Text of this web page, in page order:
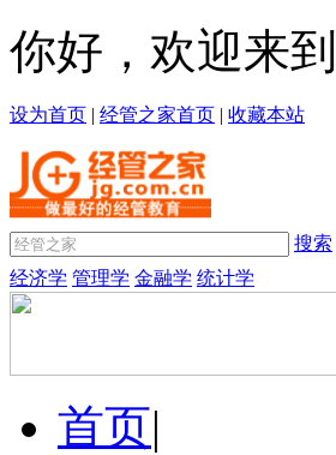
你好，欢迎来
设为首页 | 经管之家首页 | 收藏本站
搜索
经济学 管理学 金融学 统计学
首页|